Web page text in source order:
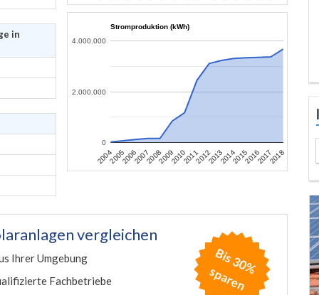
in
Stromproduktion (kWh)
200420052006200720082009201020112012201320142015201620172018
0
2.000.000
4.000.000
vergleichen
Ihrer Umgebung
Fachbetriebe
B
is
3
0
%
s
p
a
r
e
n